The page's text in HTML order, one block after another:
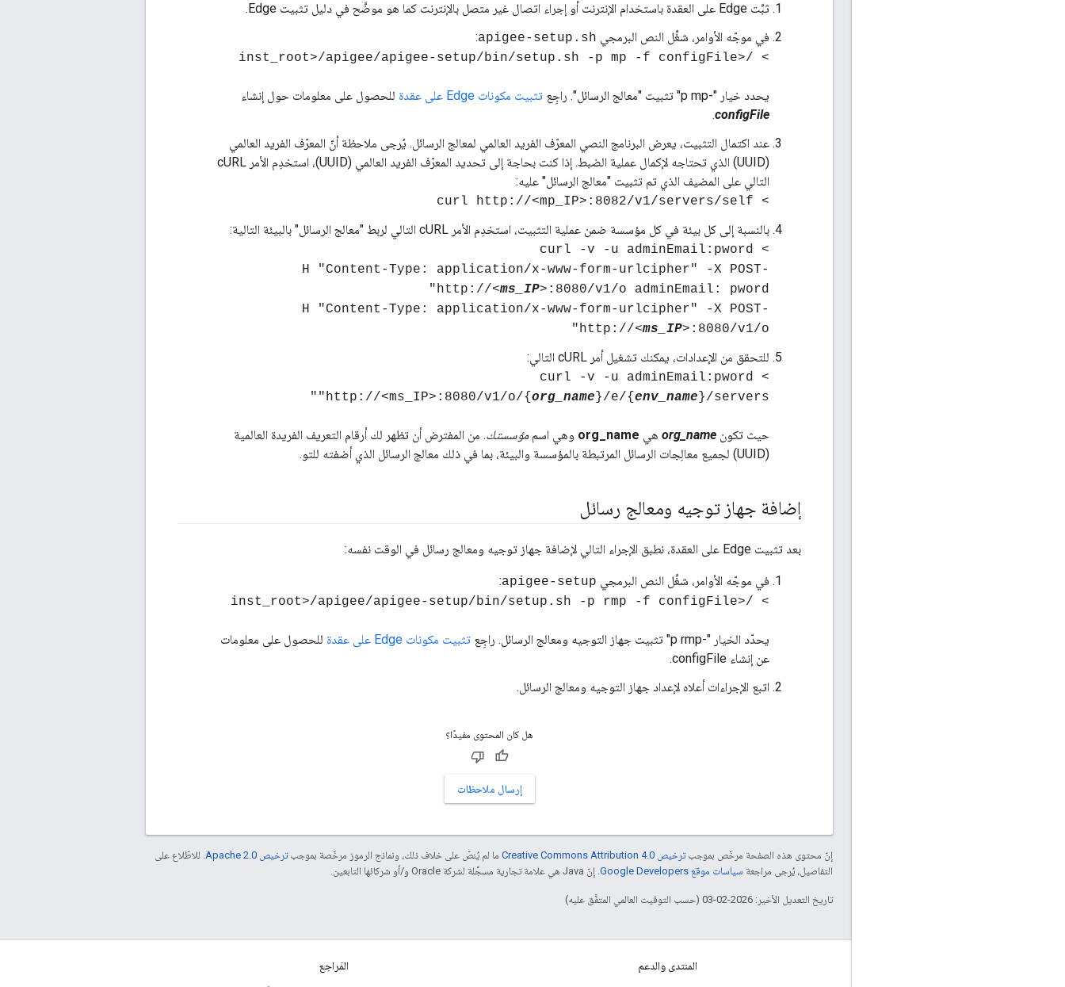
ثبِّت Edge على العقدة باستخدام الإنترنت أو إجراء اتصال غير متصل بالإنترنت كما هو موضَّح في دليل تثبيت Edge.
في موجّه الأوامر، شغِّل النص البرمجي apigee-setup.sh
:
> /<inst_root>/apigee/apigee-setup/bin/setup.sh -p mp -f configFile
يحدد خيار "-p mp" تثبيت "معالج الرسائل". راجِع تثبيت مكونات Edge على عقدة
للحصول على معلومات حول إنشاء
configFile
.
عند اكتمال التثبيت، يعرض البرنامج النصي المعرّف الفريد العالمي لمعالج الرسائل. يُرجى ملاحظة أنّ المعرّف الفريد العالمي
(UUID) الذي تحتاجه لإكمال عملية الضبط. إذا كنت بحاجة إلى تحديد المعرّف الفريد العالمي (UUID)، استخدِم الأمر cURL
التالي على المضيف الذي تم تثبيت "معالج الرسائل" عليه:
> curl http://<mp_IP>:8082/v1/servers/self
بالنسبة إلى كل بيئة في كل مؤسسة ضمن عملية التثبيت، استخدِم الأمر cURL التالي لربط "معالج الرسائل" بالبيئة التالية:
> curl -v -u adminEmail:pword
-H "Content-Type: application/x-www-form-urlcipher" -X POST
"http://<ms_IP>:8080/v1/o adminEmail: pword
-H "Content-Type: application/x-www-form-urlcipher" -X POST
"http://<ms_IP>:8080/v1/o
للتحقق من الإعدادات، يمكنك تشغيل أمر cURL التالي:
> curl -v -u adminEmail:pword
"http://<ms_IP>:8080/v1/o/{org_name }/e/{env_name }/servers"
حيث تكون org_name هي org_name وهي اسم مؤسستك. من المفترض أن تظهر لك أرقام التعريف الفريدة العالمية
(UUID) لجميع معالِجات الرسائل المرتبطة بالمؤسسة والبيئة، بما في ذلك معالج الرسائل الذي أضفته للتو.
إضافة جهاز توجيه ومعالج رسائل
بعد تثبيت Edge على العقدة، نطبق الإجراء التالي لإضافة جهاز توجيه ومعالج رسائل في الوقت نفسه:
في موجّه الأوامر، شغِّل النص البرمجي apigee-setup
:
> /<inst_root>/apigee/apigee-setup/bin/setup.sh -p rmp -f configFile
يحدّد الخيار "-p rmp" تثبيت جهاز التوجيه ومعالج الرسائل. راجِع تثبيت مكونات Edge على عقدة
للحصول على معلومات
عن إنشاء configFile.
اتبع الإجراءات أعلاه لإعداد جهاز التوجيه ومعالج الرسائل.
هل كان المحتوى مفيدًا؟
إرسال ملاحظات
إنّ محتوى هذه الصفحة مرخّص بموجبترخيص Creative Commons Attribution 4.0‏ ما لم يُنصّ على خلاف ذلك، ونماذج الرموز مرخّصة بموجبترخيص Apache 2.0‏
. للاطّلاع على
التفاصيل، يُرجى مراجعة سياسات موقع Google Developers‏ . إنّ Java هي علامة تجارية مسجَّلة لشركة Oracle و/أو شركائها التابعين.
تاريخ التعديل الأخير: 2026-02-03 (حسب التوقيت العالمي المتفَّق عليه)
المنتدى والدعم
المَراجع